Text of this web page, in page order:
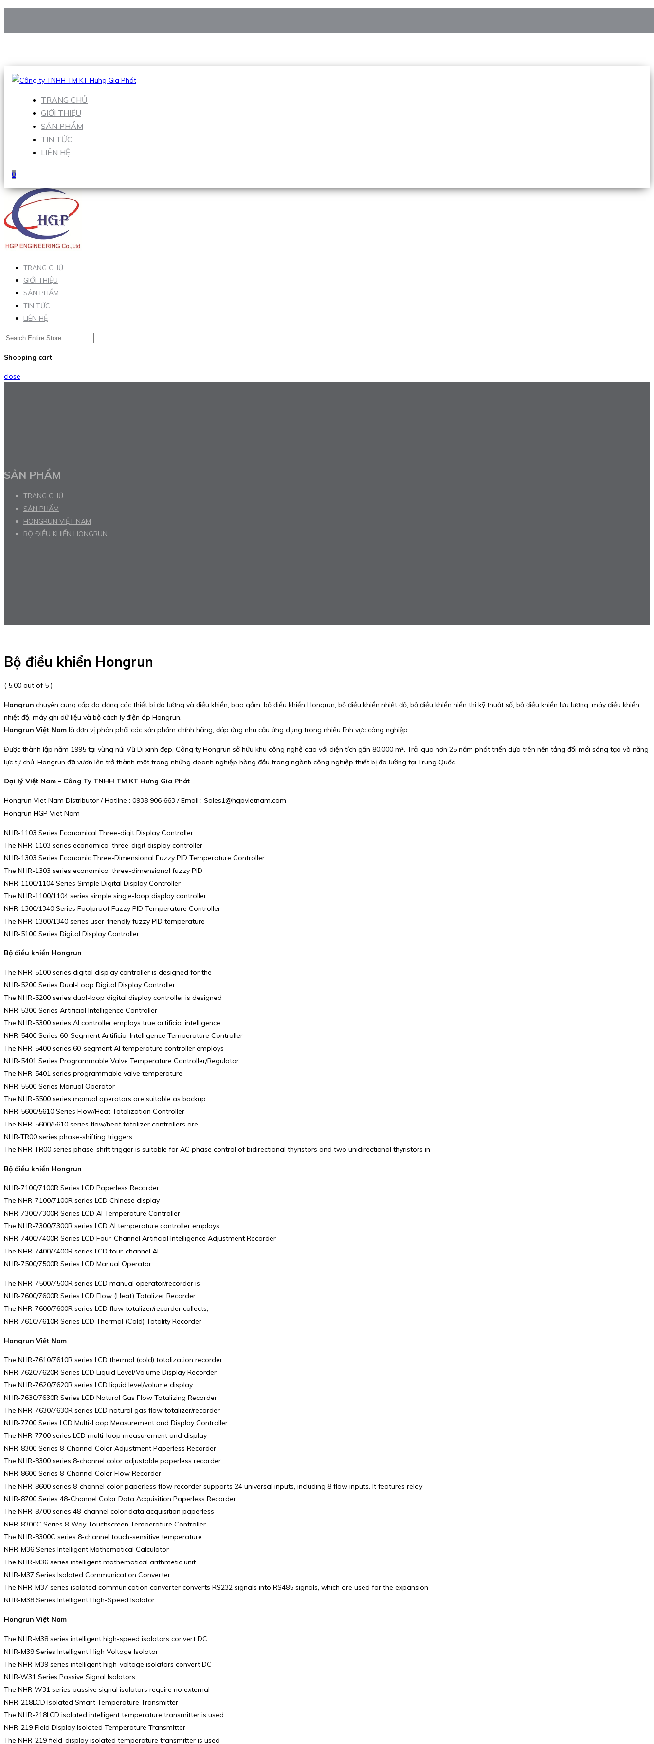
Hotline:0938 906 663
TRANG CHỦ
GIỚI THIỆU
SẢN PHẨM
TIN TỨC
LIÊN HỆ
0
TRANG CHỦ
GIỚI THIỆU
SẢN PHẨM
TIN TỨC
LIÊN HỆ
Shopping cart
close
SẢN PHẨM
TRANG CHỦ
SẢN PHẨM
HONGRUN VIỆT NAM
BỘ ĐIỀU KHIỂN HONGRUN
Bộ điều khiển Hongrun
( 5.00 out of 5 )
Hongrun chuyên cung cấp đa dạng các thiết bị đo lường và điều khiển, bao gồm: bộ điều khiển Hongrun, bộ điều khiển nhiệt độ, bộ điều khiển hiển thị kỹ thuật số, bộ điều khiển lưu lượng, máy điều khiển
nhiệt độ, máy ghi dữ liệu và bộ cách ly điện áp Hongrun.
Hongrun Việt Nam là đơn vị phân phối các sản phẩm chính hãng, đáp ứng nhu cầu ứng dụng trong nhiều lĩnh vực công nghiệp.
Được thành lập năm 1995 tại vùng núi Vũ Di xinh đẹp, Công ty Hongrun sở hữu khu công nghệ cao với diện tích gần 80.000 m². Trải qua hơn 25 năm phát triển dựa trên nền tảng đổi mới sáng tạo và năng
lực tự chủ, Hongrun đã vươn lên trở thành một trong những doanh nghiệp hàng đầu trong ngành công nghiệp thiết bị đo lường tại Trung Quốc.
Đại lý Việt Nam – Công Ty TNHH TM KT Hưng Gia Phát
Hongrun Viet Nam Distributor / Hotline : 0938 906 663 / Email : Sales1@hgpvietnam.com
Hongrun HGP Viet Nam
NHR-1103 Series Economical Three-digit Display Controller
The NHR-1103 series economical three-digit display controller
NHR-1303 Series Economic Three-Dimensional Fuzzy PID Temperature Controller
The NHR-1303 series economical three-dimensional fuzzy PID
NHR-1100/1104 Series Simple Digital Display Controller
The NHR-1100/1104 series simple single-loop display controller
NHR-1300/1340 Series Foolproof Fuzzy PID Temperature Controller
The NHR-1300/1340 series user-friendly fuzzy PID temperature
NHR-5100 Series Digital Display Controller
Bộ điều khiển Hongrun
The NHR-5100 series digital display controller is designed for the
NHR-5200 Series Dual-Loop Digital Display Controller
The NHR-5200 series dual-loop digital display controller is designed
NHR-5300 Series Artificial Intelligence Controller
The NHR-5300 series AI controller employs true artificial intelligence
NHR-5400 Series 60-Segment Artificial Intelligence Temperature Controller
The NHR-5400 series 60-segment AI temperature controller employs
NHR-5401 Series Programmable Valve Temperature Controller/Regulator
The NHR-5401 series programmable valve temperature
NHR-5500 Series Manual Operator
The NHR-5500 series manual operators are suitable as backup
NHR-5600/5610 Series Flow/Heat Totalization Controller
The NHR-5600/5610 series flow/heat totalizer controllers are
NHR-TR00 series phase-shifting triggers
The NHR-TR00 series phase-shift trigger is suitable for AC phase control of bidirectional thyristors and two unidirectional thyristors in
Bộ điều khiển Hongrun
NHR-7100/7100R Series LCD Paperless Recorder
The NHR-7100/7100R series LCD Chinese display
NHR-7300/7300R Series LCD AI Temperature Controller
The NHR-7300/7300R series LCD AI temperature controller employs
NHR-7400/7400R Series LCD Four-Channel Artificial Intelligence Adjustment Recorder
The NHR-7400/7400R series LCD four-channel AI
NHR-7500/7500R Series LCD Manual Operator
The NHR-7500/7500R series LCD manual operator/recorder is
NHR-7600/7600R Series LCD Flow (Heat) Totalizer Recorder
The NHR-7600/7600R series LCD flow totalizer/recorder collects,
NHR-7610/7610R Series LCD Thermal (Cold) Totality Recorder
Hongrun Việt Nam
The NHR-7610/7610R series LCD thermal (cold) totalization recorder
NHR-7620/7620R Series LCD Liquid Level/Volume Display Recorder
The NHR-7620/7620R series LCD liquid level/volume display
NHR-7630/7630R Series LCD Natural Gas Flow Totalizing Recorder
The NHR-7630/7630R series LCD natural gas flow totalizer/recorder
NHR-7700 Series LCD Multi-Loop Measurement and Display Controller
The NHR-7700 series LCD multi-loop measurement and display
NHR-8300 Series 8-Channel Color Adjustment Paperless Recorder
The NHR-8300 series 8-channel color adjustable paperless recorder
NHR-8600 Series 8-Channel Color Flow Recorder
The NHR-8600 series 8-channel color paperless flow recorder supports 24 universal inputs, including 8 flow inputs. It features relay
NHR-8700 Series 48-Channel Color Data Acquisition Paperless Recorder
The NHR-8700 series 48-channel color data acquisition paperless
NHR-8300C Series 8-Way Touchscreen Temperature Controller
The NHR-8300C series 8-channel touch-sensitive temperature
NHR-M36 Series Intelligent Mathematical Calculator
The NHR-M36 series intelligent mathematical arithmetic unit
NHR-M37 Series Isolated Communication Converter
The NHR-M37 series isolated communication converter converts RS232 signals into RS485 signals, which are used for the expansion
NHR-M38 Series Intelligent High-Speed Isolator
Hongrun Việt Nam
The NHR-M38 series intelligent high-speed isolators convert DC
NHR-M39 Series Intelligent High Voltage Isolator
The NHR-M39 series intelligent high-voltage isolators convert DC
NHR-W31 Series Passive Signal Isolators
The NHR-W31 series passive signal isolators require no external
NHR-218LCD Isolated Smart Temperature Transmitter
The NHR-218LCD isolated intelligent temperature transmitter is used
NHR-219 Field Display Isolated Temperature Transmitter
The NHR-219 field-display isolated temperature transmitter is used